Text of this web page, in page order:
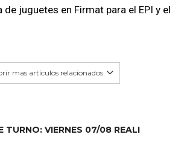
juguetes en Firmat para el EPI y el
mas artículos relacionados
TURNO: VIERNES 07/08 REALI